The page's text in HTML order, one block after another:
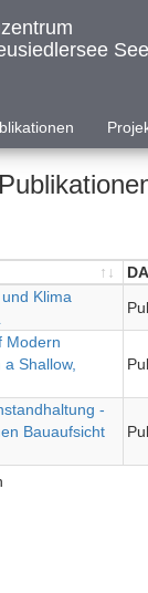
Klima
Modern
Shallow,
-
Bauaufsicht